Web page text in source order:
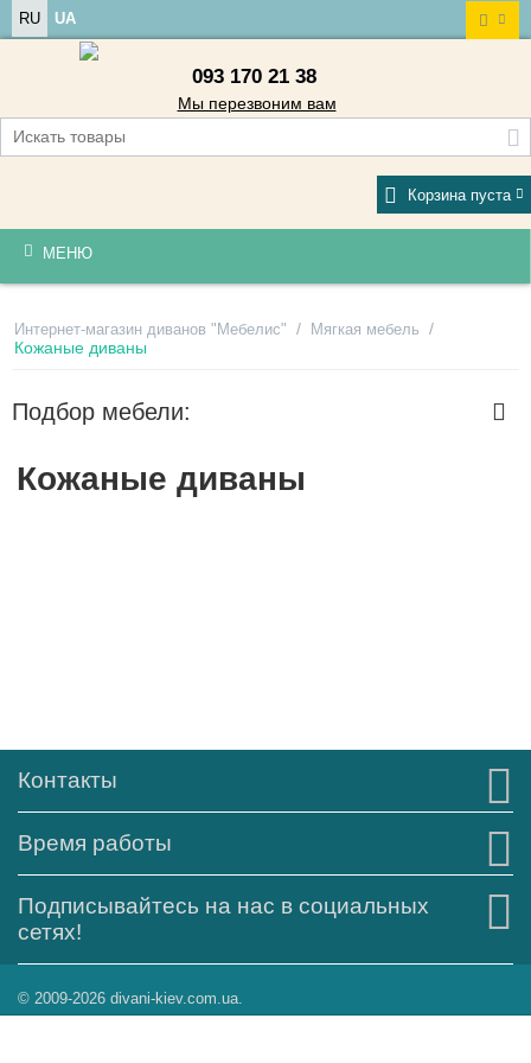
RU UA
093 170 21 38
Мы перезвоним вам
Корзина пуста
МЕНЮ
Интернет-магазин диванов "Мебелис" / Мягкая мебель /
Кожаные диваны
Подбор мебели:
Кожаные диваны
Контакты
Время работы
Подписывайтесь на нас в социальных
сетях!
© 2009-2026 divani-kiev.com.ua.